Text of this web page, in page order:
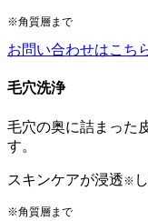
※角質層まで
お問い合わせはこち
毛穴洗浄
毛穴の奥に詰まった
す。
スキンケアが浸透※
※角質層まで